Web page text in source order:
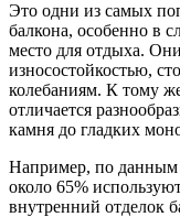
Это одни из самых
балкона, особенно в
место для отдыха.
износостойкостью,
колебаниям. К тому
отличается
камня до гладких
Например, по данным
около 65%
внутренний отделок